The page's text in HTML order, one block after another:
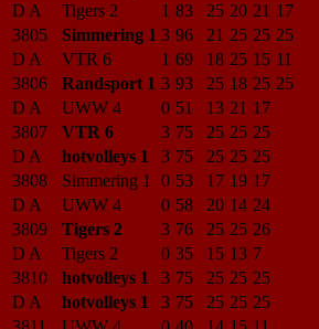
D A
Tigers 2 1 83 25 20 21 17
3805
Simmering 1 3 96 21 25 25 25
D A
VTR 6 1 69 18 25 15 11
3806
Randsport 1 3 93 25 18 25 25
D A
UWW 4 0 51 13 21 17
3807
VTR 6 3 75 25 25 25
D A
hotvolleys 1 3 75 25 25 25
3808
Simmering 1 0 53 17 19 17
D A
UWW 4 0 58 20 14 24
3809
Tigers 2 3 76 25 25 26
D A
Tigers 2 0 35 15 13 7
3810
hotvolleys 1 3 75 25 25 25
D A
hotvolleys 1 3 75 25 25 25